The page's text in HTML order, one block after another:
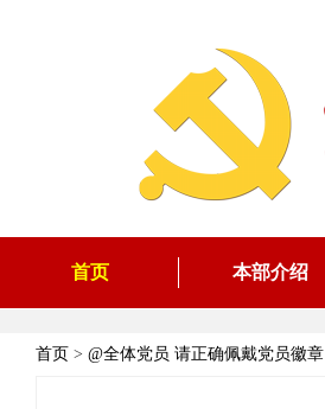
首页 本部介绍
首页 > @全体党员 请正确佩戴党员徽章